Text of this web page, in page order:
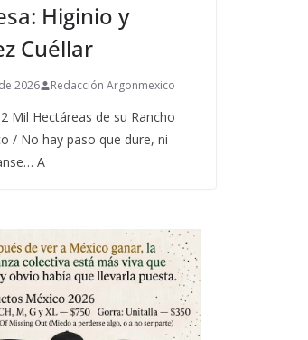
Higinio y
Cuéllar
2026 Redacción Argonmexico
Mil Hectáreas de su Rancho
/ No hay paso que dure, ni
A